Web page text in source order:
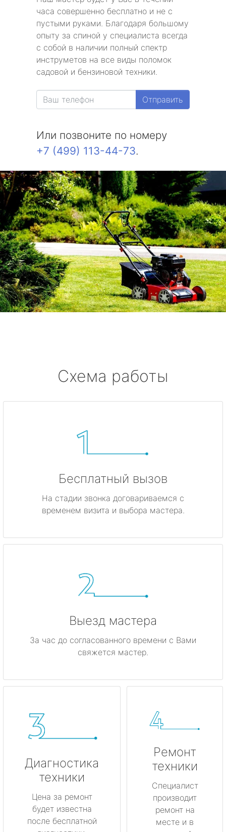
часа совершенно бесплатно и не с
пустыми руками. Благодаря большому
опыту за спиной у специалиста всегда
с собой в наличии полный спектр
инструметов на все виды поломок
садовой и бензиновой техники.
Отправить
Или позвоните по номеру
+7 (499) 113-44-73.
Схема работы
Бесплатный вызов
На стадии звонка договариваемся с
временем визита и выбора мастера.
Выезд мастера
За час до согласованного времени с Вами
свяжется мастер.
Диагностика
техники
Цена за ремонт
будет известна
после бесплатной
Ремонт
техники
Специалист
производит
ремонт на
месте и в